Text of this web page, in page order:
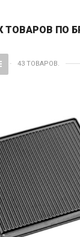
ТОВАРОВ ПО
43 ТОВАРОВ.